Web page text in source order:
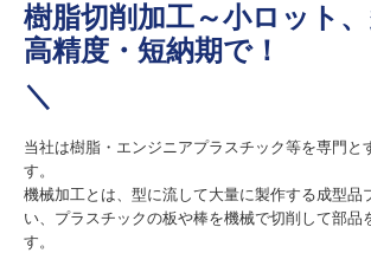
樹脂切削加工～小ロット
高精度・短納期で！
＼
当社は樹脂・エンジニアプラスチック等を専門と
す。
機械加工とは、型に流して大量に製作する成型品
い、プラスチックの板や棒を機械で切削して部品
す。